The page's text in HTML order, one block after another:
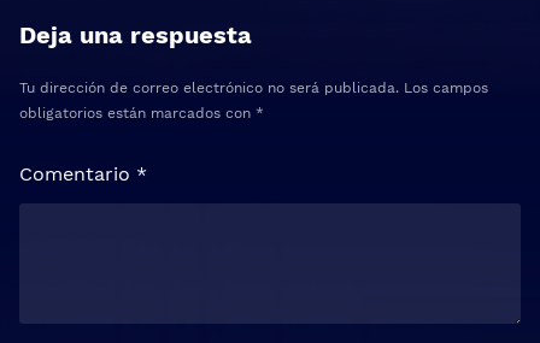
Deja una respuesta
Tu dirección de correo electrónico no será publicada. Los campos
obligatorios están marcados con *
Comentario *